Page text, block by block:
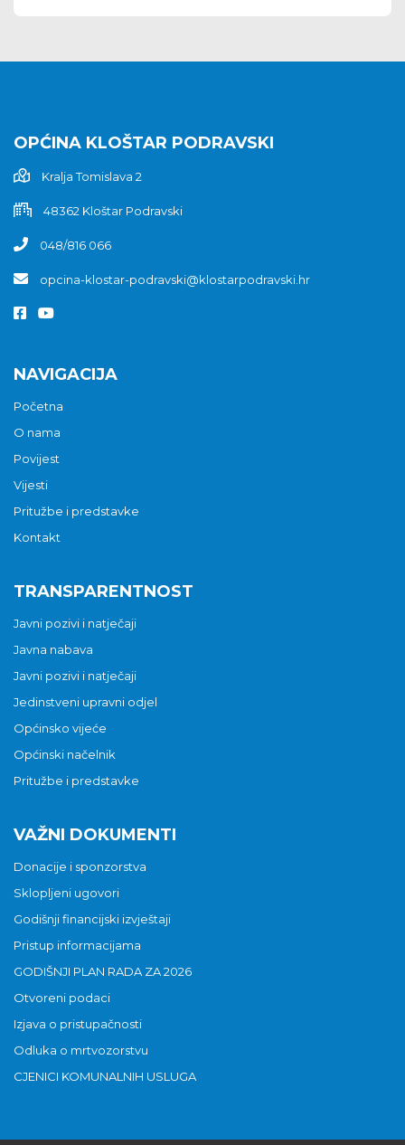
OPĆINA KLOŠTAR PODRAVSKI
Kralja Tomislava 2
48362 Kloštar Podravski
048/816 066
opcina-klostar-podravski@klostarpodravski.hr
NAVIGACIJA
Početna
O nama
Povijest
Vijesti
Pritužbe i predstavke
Kontakt
TRANSPARENTNOST
Javni pozivi i natječaji
Javna nabava
Javni pozivi i natječaji
Jedinstveni upravni odjel
Općinsko vijeće
Općinski načelnik
Pritužbe i predstavke
VAŽNI DOKUMENTI
Donacije i sponzorstva
Sklopljeni ugovori
Godišnji financijski izvještaji
Pristup informacijama
GODIŠNJI PLAN RADA ZA 2026
Otvoreni podaci
Izjava o pristupačnosti
Odluka o mrtvozorstvu
CJENICI KOMUNALNIH USLUGA